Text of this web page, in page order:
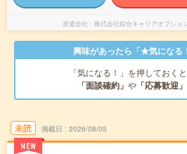
派遣会社 株式会社綜合キャリアオプショ
興味があったら「★気になる
「気になる！」を押しておく
「面談確約」 や 「応募歓迎」
未読
NEW
掲載日 2026/08/05